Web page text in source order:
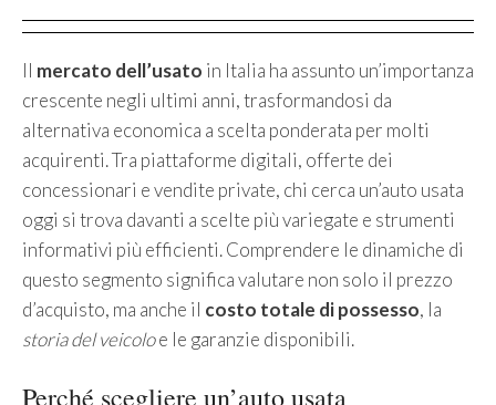
Il mercato dell’usato in Italia ha assunto un’importanza
crescente negli ultimi anni, trasformandosi da
alternativa economica a scelta ponderata per molti
acquirenti. Tra piattaforme digitali, offerte dei
concessionari e vendite private, chi cerca un’auto usata
oggi si trova davanti a scelte più variegate e strumenti
informativi più efficienti. Comprendere le dinamiche di
questo segmento significa valutare non solo il prezzo
d’acquisto, ma anche il costo totale di possesso, la
storia del veicoloe le garanzie disponibili.
Perché scegliere un’auto usata